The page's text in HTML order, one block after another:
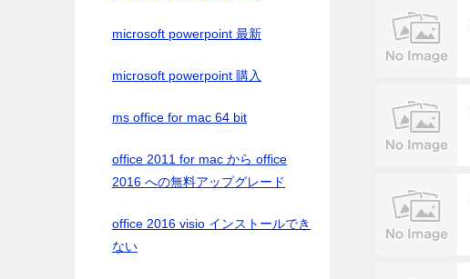
microsoft powerpoint 最新
microsoft powerpoint 購入
ms office for mac 64 bit
office 2011 for mac から office
2016 への無料アップグレード
office 2016 visio インストールでき
ない